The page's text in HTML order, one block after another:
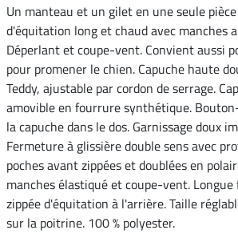
Un manteau et un gilet en une seule
d'équitation long et chaud avec manches
Déperlant et coupe-vent. Convient aussi
pour promener le chien. Capuche haute
Teddy, ajustable par cordon de serrage.
amovible en fourrure synthétique.
la capuche dans le dos. Garnissage doux
Fermeture à glissière double sens avec
poches avant zippées et doublées en
manches élastiqué et coupe-vent.
zippée d'équitation à l'arrière. Taille
sur la poitrine. 100 % polyester.